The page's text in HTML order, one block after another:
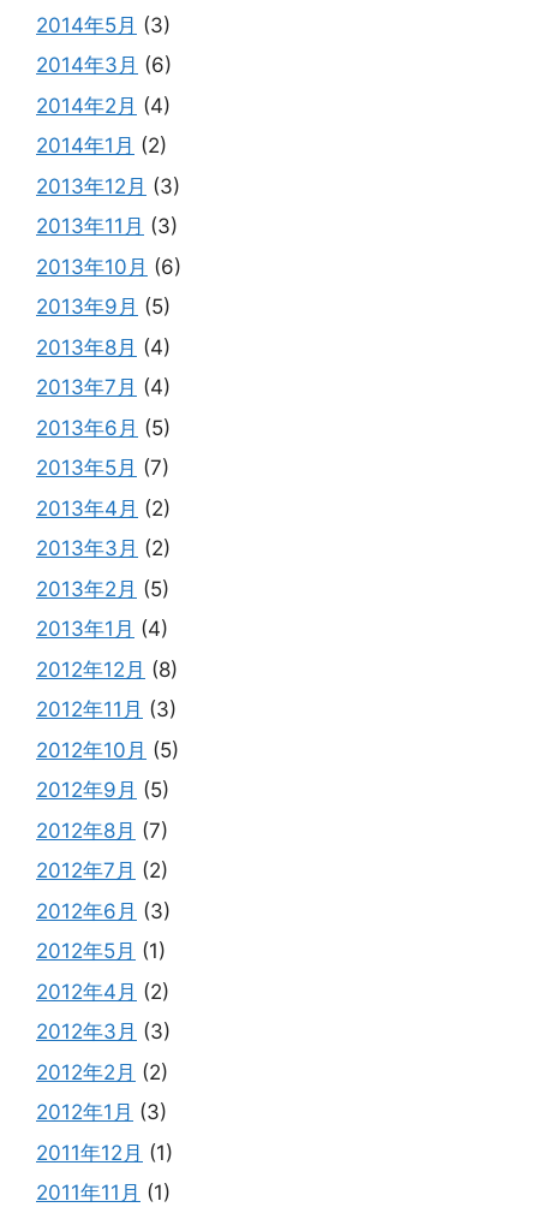
2014年5月 (3)
2014年3月 (6)
2014年2月 (4)
2014年1月 (2)
2013年12月 (3)
2013年11月 (3)
2013年10月 (6)
2013年9月 (5)
2013年8月 (4)
2013年7月 (4)
2013年6月 (5)
2013年5月 (7)
2013年4月 (2)
2013年3月 (2)
2013年2月 (5)
2013年1月 (4)
2012年12月 (8)
2012年11月 (3)
2012年10月 (5)
2012年9月 (5)
2012年8月 (7)
2012年7月 (2)
2012年6月 (3)
2012年5月 (1)
2012年4月 (2)
2012年3月 (3)
2012年2月 (2)
2012年1月 (3)
2011年12月 (1)
2011年11月 (1)